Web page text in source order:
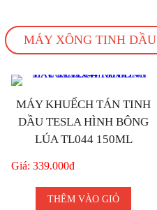
MÁY XÔNG TINH DẦU
MÁY KHUẾCH TÁN TINH
DẦU TESLA HÌNH BÔNG
LÚA TL044 150ML
Giá: 339.000đ
THÊM VÀO GIỎ